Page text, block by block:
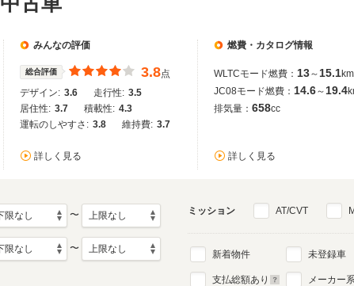
みんなの評価
総合評価 3.8点
デザイン: 3.6 走行性: 3.5
居住性: 3.7 積載性: 4.3
運転のしやすさ: 3.8 維持費: 3.7
詳しく見る
燃費・カタログ情報
WLTCモード燃費： 13～ 15.1
JC08モード燃費： 14.6～ 19.4
排気量： 658cc
詳しく見る
〜
〜
ミッション AT/CVT
新着物件
支払総額あり
未登録車
メーカー